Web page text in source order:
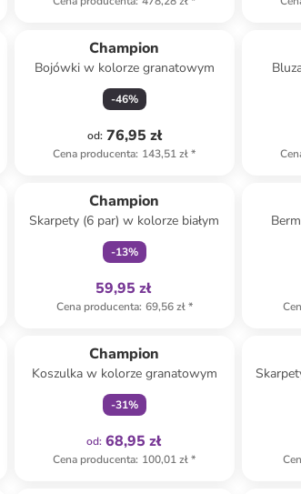
Champion
Bojówki w kolorze granatowym
-46%
od: 76,95 zł
Cena producenta: 143,51 zł*
Champion
Skarpety (6 par) w kolorze białym
-13%
59,95 zł
Cena producenta: 69,56 zł*
Champion
Koszulka w kolorze granatowym
-31%
od: 68,95 zł
Cena producenta: 100,01 zł*